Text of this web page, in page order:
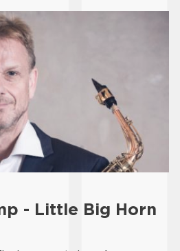
- Little Big Horn